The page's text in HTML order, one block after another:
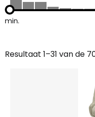
min.
Resultaat 1–31 van de
Gesorteerd